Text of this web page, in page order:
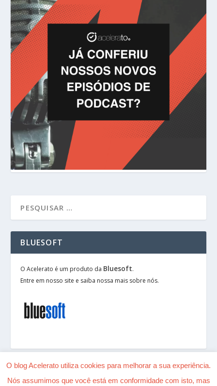
BLUESOFT
O Acelerato é um produto da Bluesoft.
Entre em nosso site e saiba nossa mais sobre nós.
O blog Acelerato utiliza cookies para melhorar a sua experiência.
Nós assumimos que você está em conformidade com isto, mas